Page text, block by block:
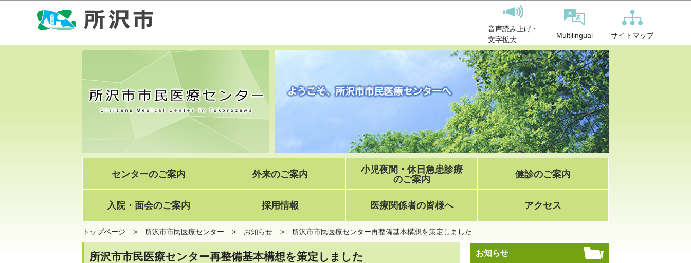
音声読み上げ・
文字拡大
Multilingual サイトマップ
センターのご案内 外来のご案内
小児夜間・休日急患診療
のご案内
健診のご案内
入院・面会のご案内 採用情報 医療関係者の皆様へ アクセス
トップページ 所沢市市民医療センター お知らせ 所沢市市民医療センター再整備基本構想を策定しました
所沢市市民医療センター再整備基本構想を策定しました お知らせ